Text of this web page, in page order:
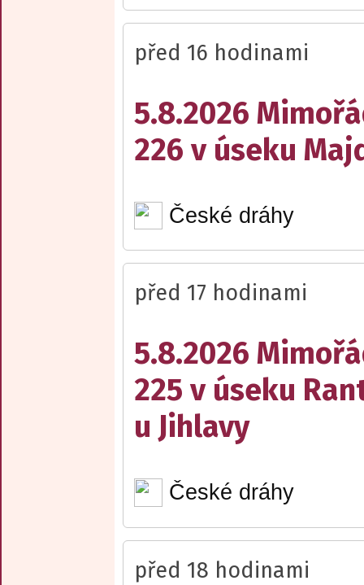
před 16 hodinami
5.8.2026
226 v úseku
České dráhy
před 17 hodinami
5.8.2026
225 v úseku
u Jihlavy
České dráhy
před 18 hodinami